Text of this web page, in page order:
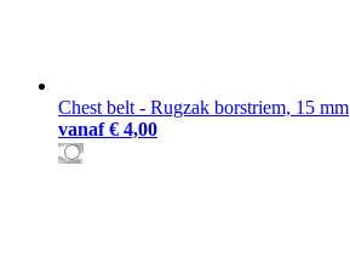
Chest belt - Rugzak borstriem, 15 mm
vanaf € 4,00